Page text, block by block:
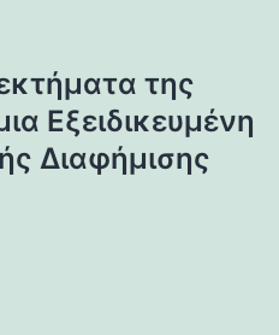
της
Εξειδικευμένη
Διαφήμισης